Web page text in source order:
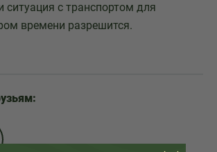
ситуация с транспортом для
времени разрешится.